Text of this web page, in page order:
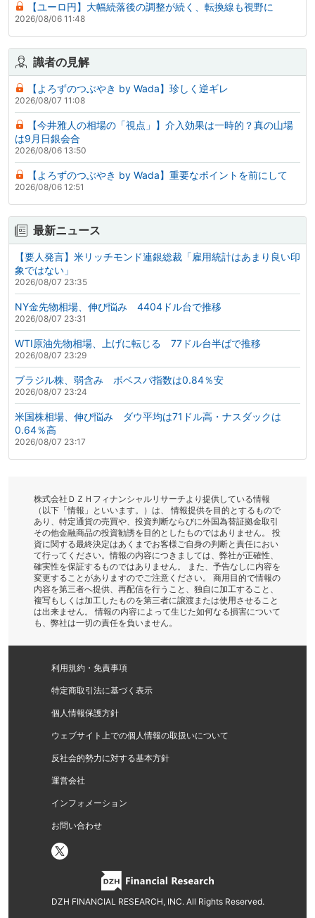
【ユーロ円】大幅続落後の調整が続く、転換線も視野に
2026/08/06 11:48
識者の見解
【よろずのつぶやき by Wada】珍しく逆ギレ
2026/08/07 11:08
【今井雅人の相場の「視点」】介入効果は一時的？真の山場
は9月日銀会合
2026/08/06 13:50
【よろずのつぶやき by Wada】重要なポイントを前にして
2026/08/06 12:51
最新ニュース
【要人発言】米リッチモンド連銀総裁「雇用統計はあまり良い印
象ではない」
2026/08/07 23:35
NY金先物相場、伸び悩み 4404ドル台で推移
2026/08/07 23:31
WTI原油先物相場、上げに転じる 77ドル台半ばで推移
2026/08/07 23:29
ブラジル株、弱含み ボベスパ指数は0.84％安
2026/08/07 23:24
米国株相場、伸び悩み ダウ平均は71ドル高・ナスダックは
0.64％高
2026/08/07 23:17
株式会社ＤＺＨフィナンシャルリサーチより提供している情報
（以下「情報」といいます。）は、 情報提供を目的とするもので
あり、特定通貨の売買や、投資判断ならびに外国為替証拠金取引
その他金融商品の投資勧誘を目的としたものではありません。 投
資に関する最終決定はあくまでお客様ご自身の判断と責任におい
て行ってください。情報の内容につきましては、弊社が正確性、
確実性を保証するものではありません。 また、予告なしに内容を
変更することがありますのでご注意ください。 商用目的で情報の
内容を第三者へ提供、再配信を行うこと、独自に加工すること、
複写もしくは加工したものを第三者に譲渡または使用させること
は出来ません。 情報の内容によって生じた如何なる損害について
も、弊社は一切の責任を負いません。
利用規約・免責事項
特定商取引法に基づく表示
個人情報保護方針
ウェブサイト上での個人情報の取扱いについて
反社会的勢力に対する基本方針
運営会社
インフォメーション
お問い合わせ
DZH FINANCIAL RESEARCH, INC. All Rights Reserved.